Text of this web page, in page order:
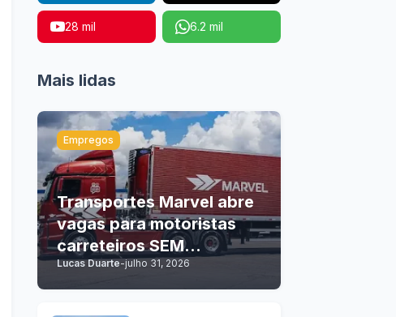
28 mil 6.2 mil
Mais lidas
Empregos
Transportes Marvel abre
vagas para motoristas
carreteiros SEM
EXPERIÊNCIA
Lucas Duarte-julho 31, 2026